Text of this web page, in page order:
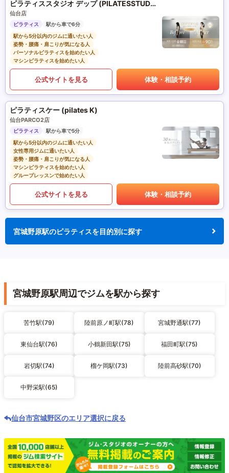
ピラティススタジオ デップ (PILATESSTUDIO DEP)
仙台店
ピラティス
駅から車で6分
駅から5分以内のジムに通いたい人
姿勢・腰痛・肩こりが気になる人
パーソナルピラティスを始めたい人
マシンピラティスを始めたい人
公式サイトを見る 体験・相談予約
ピラティスケー (pilates K)
仙台PARCO2店
ピラティス
駅から車で5分
駅から5分以内のジムに通いたい人
女性専用ジムに通いたい人
姿勢・腰痛・肩こりが気になる人
マシンピラティスを始めたい人
グループレッスンで始めたい人
公式サイトを見る 体験・相談予約
宮城野原駅のピラティスを目的別に探す
宮城野原駅周辺でジムを駅から探す
苦竹駅(79) 陸前原ノ町駅(78) 宮城野通駅(77)
東仙台駅(76) 小鶴新田駅(75) 福田町駅(75)
岩切駅(74) 榴ケ岡駅(73) 陸前高砂駅(70)
中野栄駅(65)
仙台市宮城野区のエリア選択に戻る